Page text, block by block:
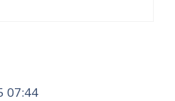
07:44